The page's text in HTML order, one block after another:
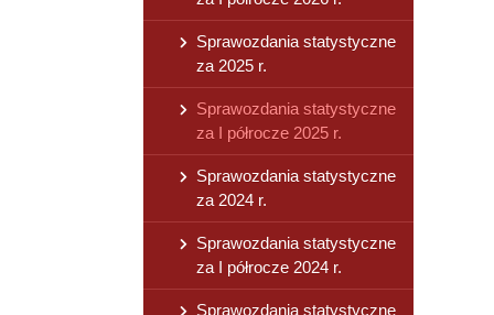
Sprawozdania statystyczne
za 2025 r.
Sprawozdania statystyczne
za I półrocze 2025 r.
Sprawozdania statystyczne
za 2024 r.
Sprawozdania statystyczne
za I półrocze 2024 r.
Sprawozdania statystyczne